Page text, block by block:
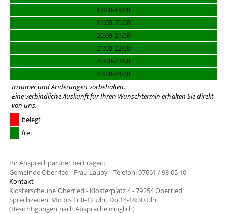
18:00-19:00
19:00-20:00
20:00-21:00
21:00-22:00
22:00-23:00
23:00-24:00
Irrtümer und Änderungen vorbehalten.
Eine verbindliche Auskunft für Ihren Wunschtermin erhalten Siedirekt
von uns.
belegt
frei
Ihr Ansprechpartner bei Fragen:
Gemeinde Oberried - Frau Lauby - Telefon: 07661 / 93 05 10 --
Kontakt
Klosterscheune Oberried - Klosterplatz 4 - 79254 Oberried
Sprechzeiten: Mo bis Fr 8-12 Uhr, Do 14-18:30 Uhr
(Besichtigungen nach Absprache möglich)